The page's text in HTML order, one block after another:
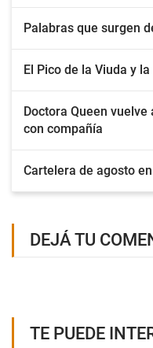
Palabras que surgen
El Pico de la Viuda y
Doctora Queen
con compañía
Cartelera de agosto
DEJÁ TU
TE PUEDE